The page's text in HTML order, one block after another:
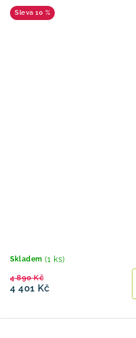
10 %
Skladem (1 ks)
4 401 Kč
4 890 Kč